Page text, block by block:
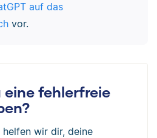
auf das
vor.
fehlerfreie
wir dir, deine